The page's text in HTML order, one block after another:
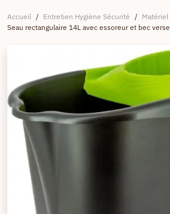
Accueil / Entretien Hygiène Sécurité /
Seau rectangulaire 14L avec essoreur et bec